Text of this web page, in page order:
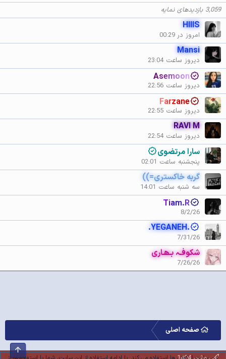
3,059 بازدیدهای نمایه
HIIIS
امروز در 00:29
Mansi
دیروز ساعت 23:04
Asemoon
دیروز ساعت 22:56
Farzane
دیروز ساعت 22:55
RAVI M
دیروز ساعت 22:54
سارا مرتضوی
پنجشنبه ساعت 02:01
گربه خاکستری=))
سه شنبه ساعت 14:01
Tiam.R
8/2/26
.YEGANEH.
7/31/26
شکوفـہ بـھـاری
7/26/26
صفحه اصلی
بالا